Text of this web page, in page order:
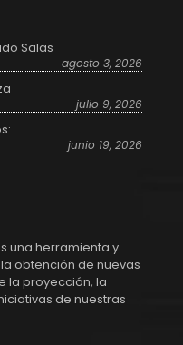
Salas
agosto 3, 2026
julio 9, 2026
junio 19, 2026
una herramienta y
obtención de nuevas
la proyección, la
de nuestras